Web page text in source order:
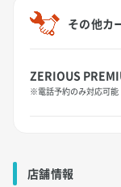
その他カ
ZERIOUS
※電話予約のみ対応可能
店舗情報